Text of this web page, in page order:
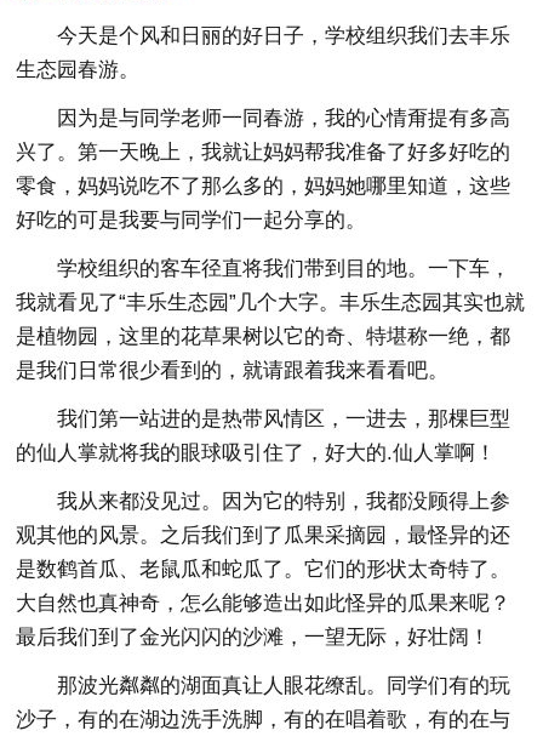
今天是个风和日丽的好日子，学校组织我们去丰乐
生态园春游。
因为是与同学老师一同春游，我的心情甭提有多高
兴了。第一天晚上，我就让妈妈帮我准备了好多好吃的
零食，妈妈说吃不了那么多的，妈妈她哪里知道，这些
好吃的可是我要与同学们一起分享的。
学校组织的客车径直将我们带到目的地。一下车，
我就看见了“丰乐生态园”几个大字。丰乐生态园其实也就
是植物园，这里的花草果树以它的奇、特堪称一绝，都
是我们日常很少看到的，就请跟着我来看看吧。
我们第一站进的是热带风情区，一进去，那棵巨型
的仙人掌就将我的眼球吸引住了，好大的.仙人掌啊！
我从来都没见过。因为它的特别，我都没顾得上参
观其他的风景。之后我们到了瓜果采摘园，最怪异的还
是数鹤首瓜、老鼠瓜和蛇瓜了。它们的形状太奇特了。
大自然也真神奇，怎么能够造出如此怪异的瓜果来呢？
最后我们到了金光闪闪的沙滩，一望无际，好壮阔！
那波光粼粼的湖面真让人眼花缭乱。同学们有的玩
沙子，有的在湖边洗手洗脚，有的在唱着歌，有的在与